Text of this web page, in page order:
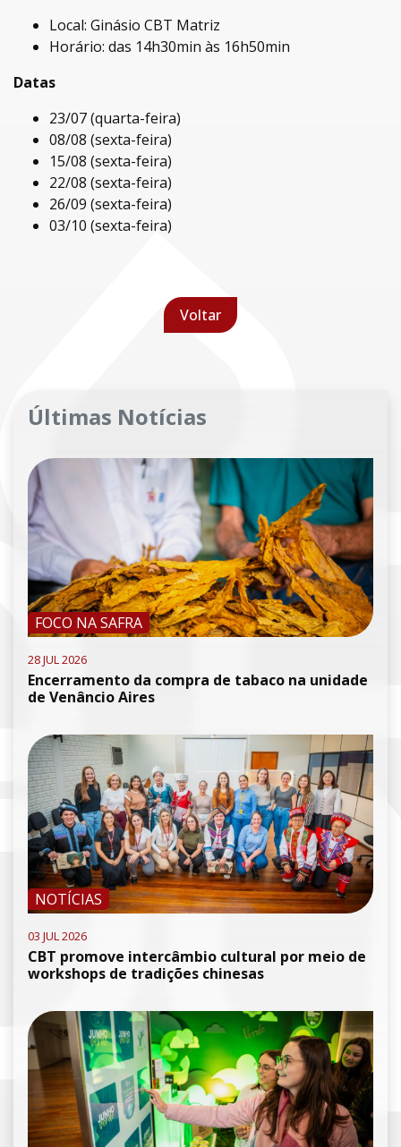
Local: Ginásio CBT Matriz
Horário: das 14h30min às 16h50min
Datas
23/07 (quarta-feira)
08/08 (sexta-feira)
15/08 (sexta-feira)
22/08 (sexta-feira)
26/09 (sexta-feira)
03/10 (sexta-feira)
Voltar
Últimas Notícias
FOCO NA SAFRA
28 JUL 2026
Encerramento da compra de tabaco na unidade
de Venâncio Aires
NOTÍCIAS
03 JUL 2026
CBT promove intercâmbio cultural por meio de
workshops de tradições chinesas